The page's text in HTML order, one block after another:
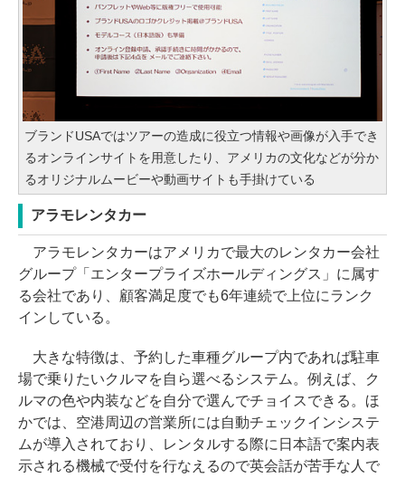
ブランドUSAではツアーの造成に役立つ情報や画像が入手でき
るオンラインサイトを用意したり、アメリカの文化などが分か
るオリジナルムービーや動画サイトも手掛けている
アラモレンタカー
アラモレンタカーはアメリカで最大のレンタカー会社
グループ「エンタープライズホールディングス」に属す
る会社であり、顧客満足度でも6年連続で上位にランク
インしている。
大きな特徴は、予約した車種グループ内であれば駐車
場で乗りたいクルマを自ら選べるシステム。例えば、ク
ルマの色や内装などを自分で選んでチョイスできる。ほ
かでは、空港周辺の営業所には自動チェックインシステ
ムが導入されており、レンタルする際に日本語で案内表
示される機械で受付を行なえるので英会話が苦手な人で